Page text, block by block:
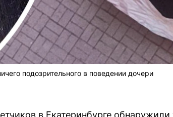
подозрительного в поведении дочери
в Екатеринбурге